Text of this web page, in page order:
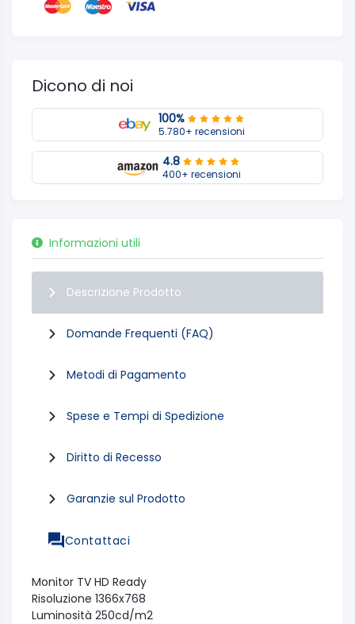
Dicono di noi
100%
5.780+ recensioni
4.8
400+ recensioni
Informazioni utili
Descrizione Prodotto
Domande Frequenti (FAQ)
Metodi di Pagamento
Spese e Tempi di Spedizione
Diritto di Recesso
Garanzie sul Prodotto
Contattaci
Monitor TV HD Ready
Risoluzione 1366x768
Luminosità 250cd/m2